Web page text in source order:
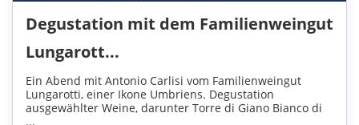
Degustation mit dem Familienweingut
Lungarott...
Ein Abend mit Antonio Carlisi vom Familienweingut
Lungarotti, einer Ikone Umbriens. Degustation
ausgewählter Weine, darunter Torre di Giano Bianco di
...